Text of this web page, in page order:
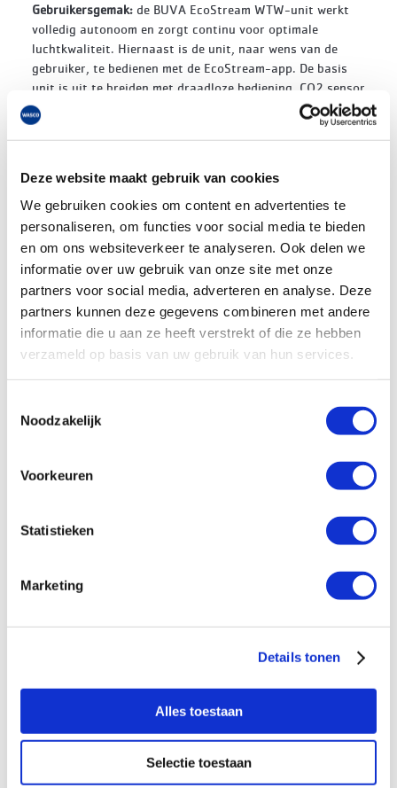
Deze website maakt gebruik van cookies
We gebruiken cookies om content en advertenties te
personaliseren, om functies voor social media te bieden
en om ons websiteverkeer te analyseren. Ook delen we
informatie over uw gebruik van onze site met onze
partners voor social media, adverteren en analyse. Deze
partners kunnen deze gegevens combineren met andere
informatie die u aan ze heeft verstrekt of die ze hebben
verzameld op basis van uw gebruik van hun services.
Noodzakelijk
Voorkeuren
Statistieken
Marketing
Details tonen
Alles toestaan
Selectie toestaan
Gebruikersgemak: de BUVA EcoStream WTW-unit werkt
volledig autonoom en zorgt continu voor optimale
luchtkwaliteit. Hiernaast is de unit, naar wens van de
gebruiker, te bedienen met de EcoStream-app. De basis
unit is uit te breiden met draadloze bediening, CO2 sensor
en een zoneringssysteem; en
een meerderheid van de Nederlandse woningen.
artikelnr:
leveranciersnr:
Bruto per